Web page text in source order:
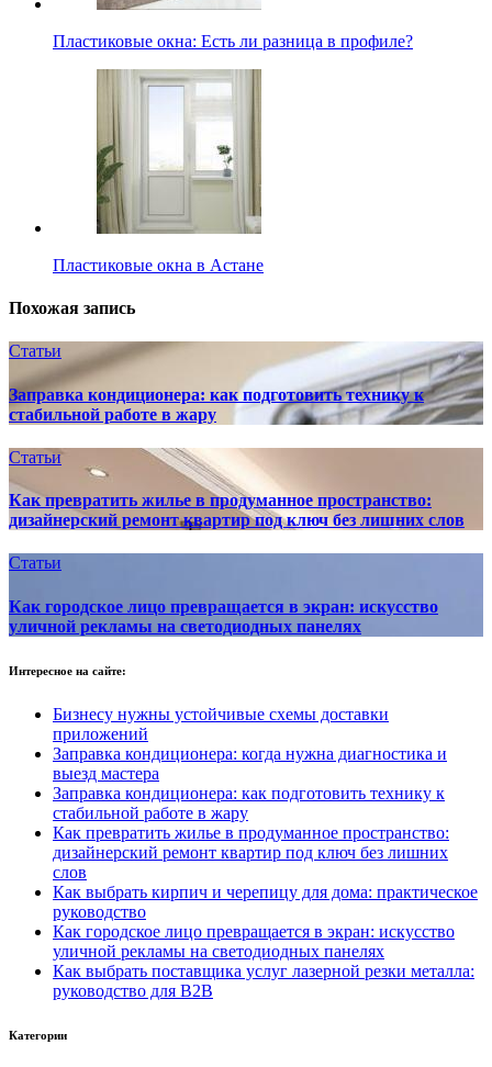
Пластиковые окна: Есть ли разница в профиле?
Пластиковые окна в Астане
Похожая запись
Статьи
Заправка кондиционера: как подготовить технику к
стабильной работе в жару
Статьи
Как превратить жилье в продуманное пространство:
дизайнерский ремонт квартир под ключ без лишних слов
Статьи
Как городское лицо превращается в экран: искусство
уличной рекламы на светодиодных панелях
Интересное на сайте:
Бизнесу нужны устойчивые схемы доставки
приложений
Заправка кондиционера: когда нужна диагностика и
выезд мастера
Заправка кондиционера: как подготовить технику к
стабильной работе в жару
Как превратить жилье в продуманное пространство:
дизайнерский ремонт квартир под ключ без лишних
слов
Как выбрать кирпич и черепицу для дома: практическое
руководство
Как городское лицо превращается в экран: искусство
уличной рекламы на светодиодных панелях
Как выбрать поставщика услуг лазерной резки металла:
руководство для B2B
Категории